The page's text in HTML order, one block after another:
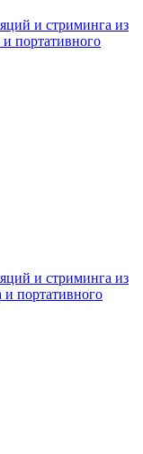
и стриминга из
портативного
и стриминга из
и портативного